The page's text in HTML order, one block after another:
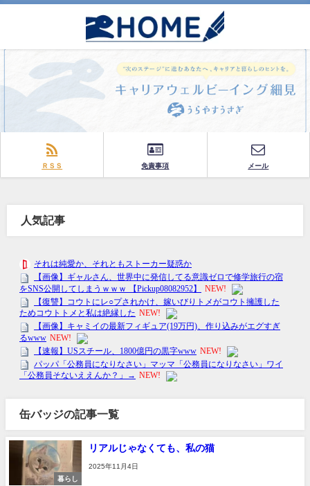
ＲＳＳ 免責事項 メール
人気記事
缶バッジの記事一覧
暮らし
リアルじゃなくても、私の猫
2025年11月4日